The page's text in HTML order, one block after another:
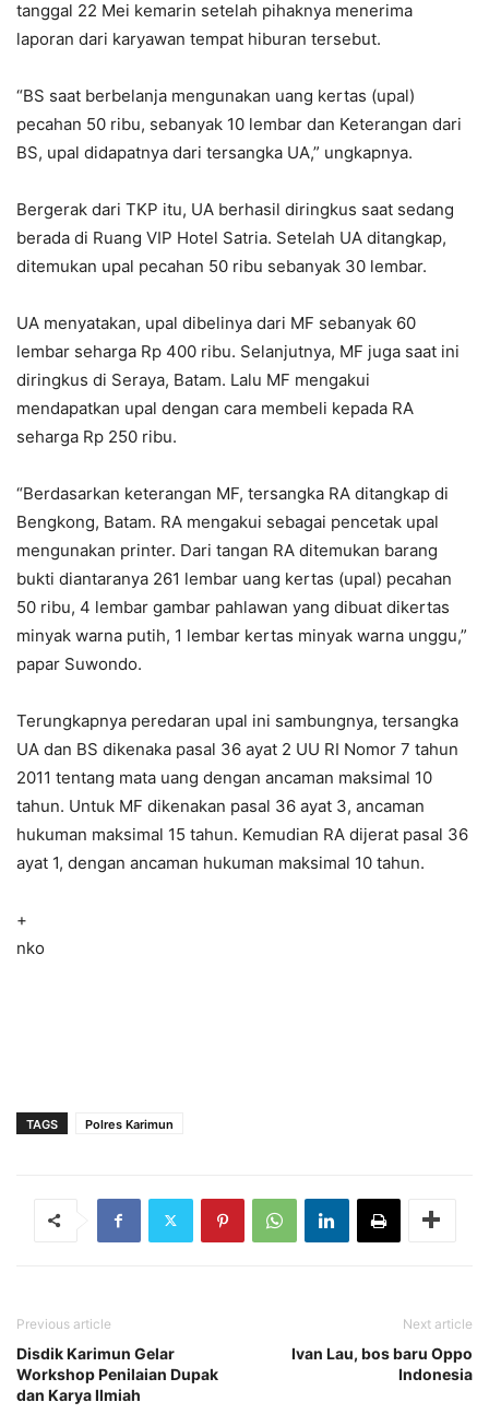
tanggal 22 Mei kemarin setelah pihaknya menerima
laporan dari karyawan tempat hiburan tersebut.
“BS saat berbelanja mengunakan uang kertas (upal)
pecahan 50 ribu, sebanyak 10 lembar dan Keterangan dari
BS, upal didapatnya dari tersangka UA,” ungkapnya.
Bergerak dari TKP itu, UA berhasil diringkus saat sedang
berada di Ruang VIP Hotel Satria. Setelah UA ditangkap,
ditemukan upal pecahan 50 ribu sebanyak 30 lembar.
UA menyatakan, upal dibelinya dari MF sebanyak 60
lembar seharga Rp 400 ribu. Selanjutnya, MF juga saat ini
diringkus di Seraya, Batam. Lalu MF mengakui
mendapatkan upal dengan cara membeli kepada RA
seharga Rp 250 ribu.
“Berdasarkan keterangan MF, tersangka RA ditangkap di
Bengkong, Batam. RA mengakui sebagai pencetak upal
mengunakan printer. Dari tangan RA ditemukan barang
bukti diantaranya 261 lembar uang kertas (upal) pecahan
50 ribu, 4 lembar gambar pahlawan yang dibuat dikertas
minyak warna putih, 1 lembar kertas minyak warna unggu,”
papar Suwondo.
Terungkapnya peredaran upal ini sambungnya, tersangka
UA dan BS dikenaka pasal 36 ayat 2 UU RI Nomor 7 tahun
2011 tentang mata uang dengan ancaman maksimal 10
tahun. Untuk MF dikenakan pasal 36 ayat 3, ancaman
hukuman maksimal 15 tahun. Kemudian RA dijerat pasal 36
ayat 1, dengan ancaman hukuman maksimal 10 tahun.
+
nko
TAGS Polres Karimun
Previous article
Disdik Karimun Gelar
Workshop Penilaian Dupak
dan Karya Ilmiah
Next article
Ivan Lau, bos baru Oppo
Indonesia